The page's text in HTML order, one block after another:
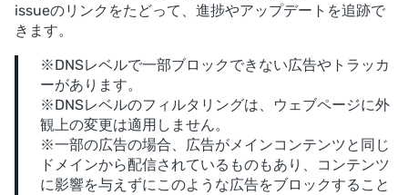
issueのリンクをたどって、進捗やアップデートを追跡で
きます。
※DNSレベルで一部ブロックできない広告やトラッカ
ーがあります。
※DNSレベルのフィルタリングは、ウェブページに外
観上の変更は適用しません。
※一部の広告の場合、広告がメインコンテンツと同じ
ドメインから配信されているものもあり、コンテンツ
に影響を与えずにこのような広告をブロックすること